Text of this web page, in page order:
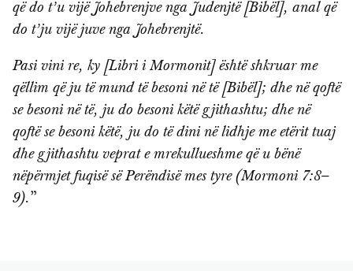
që do t’u vijë Johebrenjve nga Judenjtë [Bibël], anal që
do t’ju vijë juve nga Johebrenjtë.
Pasi vini re, ky [Libri i Mormonit] është shkruar me
qëllim që ju të mund të besoni në të [Bibël]; dhe në qoftë
se besoni në të, ju do besoni këtë gjithashtu; dhe në
qoftë se besoni këtë, ju do të dini në lidhje me etërit tuaj
dhe gjithashtu veprat e mrekullueshme që u bënë
nëpërmjet fuqisë së Perëndisë mes tyre (Mormoni 7:8–
9).”